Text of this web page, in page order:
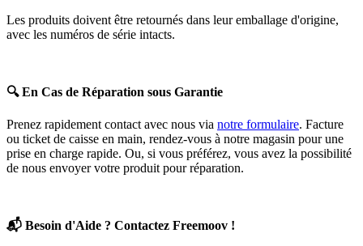
Les produits doivent être retournés dans leur emballage d'origine,
avec les numéros de série intacts.
🔍En Cas de Réparation sous Garantie
Prenez rapidement contact avec nous via notre formulaire. Facture
ou ticket de caisse en main, rendez-vous à notre magasin pour une
prise en charge rapide. Ou, si vous préférez, vous avez la possibilité
de nous envoyer votre produit pour réparation.
📬 Besoin d'Aide ? Contactez Freemoov !